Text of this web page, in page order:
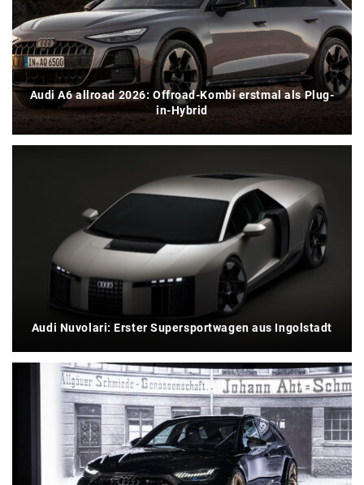
Audi A6 allroad 2026: Offroad-Kombi erstmal als Plug-
in-Hybrid
Audi Nuvolari: Erster Supersportwagen aus Ingolstadt